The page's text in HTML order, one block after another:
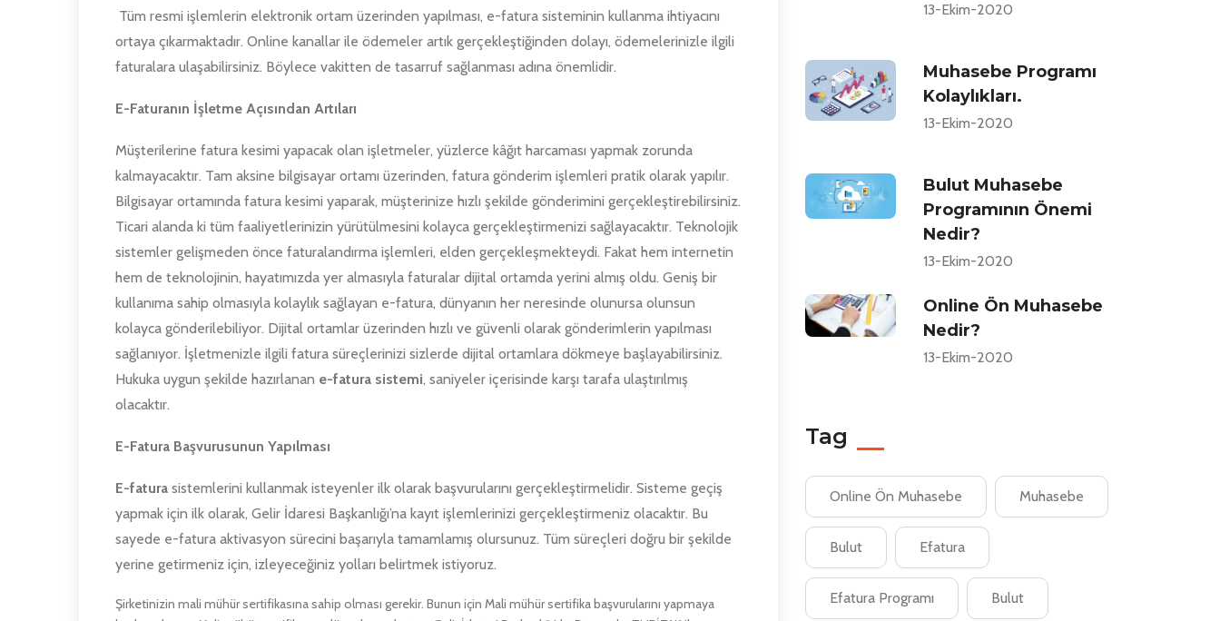
Tüm resmi işlemlerin elektronik ortam üzerinden yapılması, e-fatura sisteminin kullanma ihtiyacını
ortaya çıkarmaktadır. Online kanallar ile ödemeler artık gerçekleştiğinden dolayı, ödemelerinizle ilgili
faturalara ulaşabilirsiniz. Böylece vakitten de tasarruf sağlanması adına önemlidir.
E-Faturanın İşletme Açısından Artıları
Müşterilerine fatura kesimi yapacak olan işletmeler, yüzlerce kâğıt harcaması yapmak zorunda
kalmayacaktır. Tam aksine bilgisayar ortamı üzerinden, fatura gönderim işlemleri pratik olarak yapılır.
Bilgisayar ortamında fatura kesimi yaparak, müşterinize hızlı şekilde gönderimini gerçekleştirebilirsiniz.
Ticari alanda ki tüm faaliyetlerinizin yürütülmesini kolayca gerçekleştirmenizi sağlayacaktır. Teknolojik
sistemler gelişmeden önce faturalandırma işlemleri, elden gerçekleşmekteydi. Fakat hem internetin
hem de teknolojinin, hayatımızda yer almasıyla faturalar dijital ortamda yerini almış oldu. Geniş bir
kullanıma sahip olmasıyla kolaylık sağlayan e-fatura, dünyanın her neresinde olunursa olunsun
kolayca gönderilebiliyor. Dijital ortamlar üzerinden hızlı ve güvenli olarak gönderimlerin yapılması
sağlanıyor. İşletmenizle ilgili fatura süreçlerinizi sizlerde dijital ortamlara dökmeye başlayabilirsiniz.
Hukuka uygun şekilde hazırlanan e-fatura sistemi, saniyeler içerisinde karşı tarafa ulaştırılmış
olacaktır.
E-Fatura Başvurusunun Yapılması
E-fatura sistemlerini kullanmak isteyenler ilk olarak başvurularını gerçekleştirmelidir. Sisteme geçiş
yapmak için ilk olarak, Gelir İdaresi Başkanlığı’na kayıt işlemlerinizi gerçekleştirmeniz olacaktır. Bu
sayede e-fatura aktivasyon sürecini başarıyla tamamlamış olursunuz. Tüm süreçleri doğru bir şekilde
yerine getirmeniz için, izleyeceğiniz yolları belirtmek istiyoruz.
Şirketinizin mali mühür sertifikasına sahip olması gerekir. Bunun için Mali mühür sertifika başvurularını yapmaya
13-Ekim-2020
Muhasebe Programı
Kolaylıkları.
13-Ekim-2020
Bulut Muhasebe
Programının Önemi
Nedir?
13-Ekim-2020
Online Ön Muhasebe
Nedir?
13-Ekim-2020
Tag
Online Ön Muhasebe Muhasebe
Bulut Efatura
Efatura Programı Bulut